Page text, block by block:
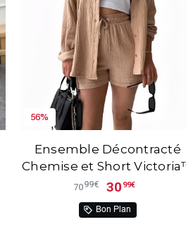
56%
Ensemble Décontracté
Chemise et Short
7099€ 30 99€
Bon Plan